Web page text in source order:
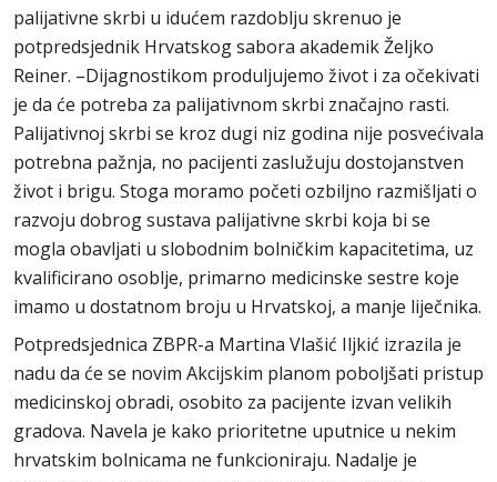
palijativne skrbi u idućem razdoblju skrenuo je
potpredsjednik Hrvatskog sabora akademik Željko
Reiner. –Dijagnostikom produljujemo život i za očekivati
je da će potreba za palijativnom skrbi značajno rasti.
Palijativnoj skrbi se kroz dugi niz godina nije posvećivala
potrebna pažnja, no pacijenti zaslužuju dostojanstven
život i brigu. Stoga moramo početi ozbiljno razmišljati o
razvoju dobrog sustava palijativne skrbi koja bi se
mogla obavljati u slobodnim bolničkim kapacitetima, uz
kvalificirano osoblje, primarno medicinske sestre koje
imamo u dostatnom broju u Hrvatskoj, a manje liječnika.
Potpredsjednica ZBPR-a Martina Vlašić Iljkić izrazila je
nadu da će se novim Akcijskim planom poboljšati pristup
medicinskoj obradi, osobito za pacijente izvan velikih
gradova. Navela je kako prioritetne uputnice u nekim
hrvatskim bolnicama ne funkcioniraju. Nadalje je